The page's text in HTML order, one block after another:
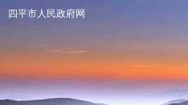
四平市人民政府网